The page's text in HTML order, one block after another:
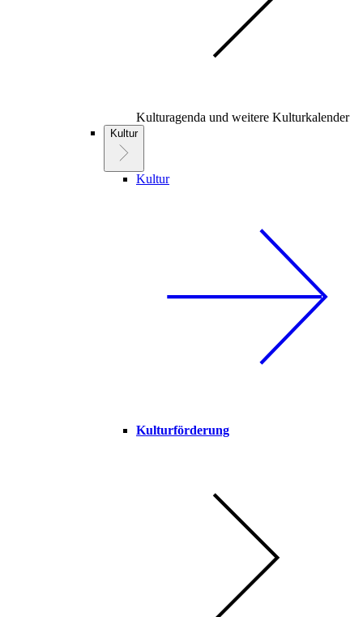
Kulturagenda und weitere Kulturkalender
Kultur
Kultur
Kulturförderung